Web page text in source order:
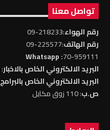
تواصل معنا
رقم الهواء:218233-09
رقم الهاتف:225577-09
70-959111
: Whatsapp
البريد الالكتروني الخاص بالاخبار: news@rll.com.lb
البريد الالكتروني الخاص بالبرامج
ص.ب: 110 زوق مكايل